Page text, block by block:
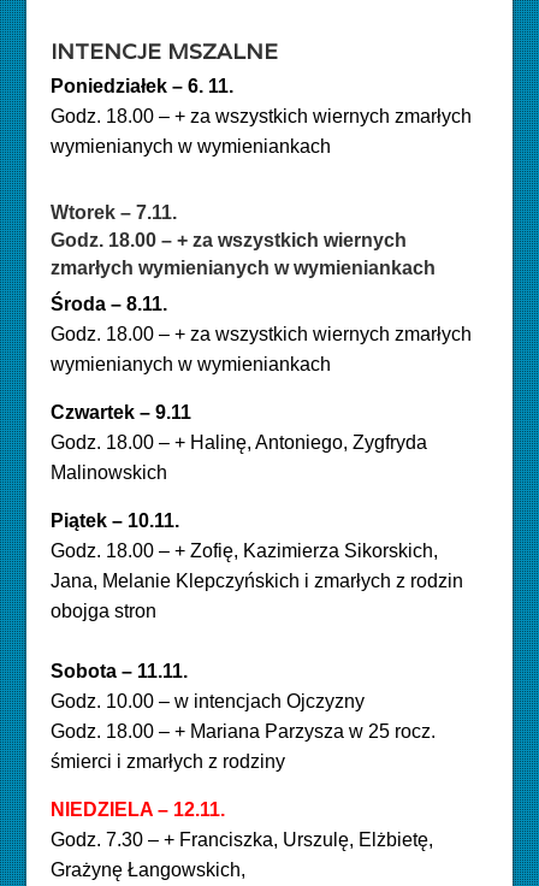
INTENCJE MSZALNE
Poniedziałek – 6. 11.
Godz. 18.00 – + za wszystkich wiernych zmarłych
wymienianych w wymieniankach
Wtorek – 7.11.
Godz. 18.00–+ za wszystkich wiernych
zmarłych wymienianych w wymieniankach
Środa –8.11.
Godz. 18.00 – + za wszystkich wiernych zmarłych
wymienianych w wymieniankach
Czwartek – 9.11
Godz. 18.00 – + Halinę, Antoniego, Zygfryda
Malinowskich
Piątek– 10.11.
Godz. 18.00 – + Zofię, Kazimierza Sikorskich,
Jana, Melanie Klepczyńskich i zmarłych z rodzin
obojga stron
Sobota – 11.11.
Godz. 10.00 – w intencjach Ojczyzny
Godz. 18.00 – + Mariana Parzysza w 25 rocz.
śmierci i zmarłych z rodziny
NIEDZIELA – 12.11.
Godz. 7.30 – + Franciszka, Urszulę, Elżbietę,
Grażynę Łangowskich,